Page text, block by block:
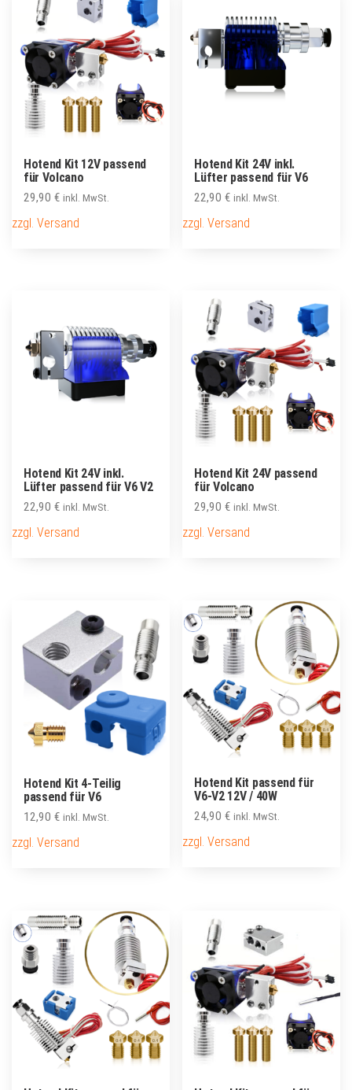
Hotend Kit 12V passend
für Volcano
29,90 € inkl. MwSt.
zzgl. Versand
Hotend Kit 24V inkl.
Lüfter passend für V6
22,90€ inkl. MwSt.
zzgl. Versand
Hotend Kit 24V inkl.
Lüfter passend für V6 V2
22,90 € inkl. MwSt.
zzgl. Versand
Hotend Kit 24V passend
für Volcano
29,90€ inkl. MwSt.
zzgl. Versand
Hotend Kit 4-Teilig
passend für V6
12,90 € inkl. MwSt.
zzgl. Versand
Hotend Kit passend für
V6-V2 12V / 40W
24,90€ inkl. MwSt.
zzgl. Versand